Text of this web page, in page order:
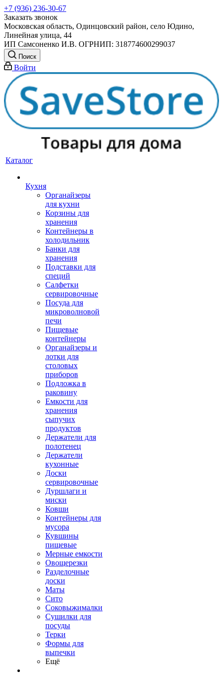
+7 (936) 236-30-67
Заказать звонок
Московская область, Одинцовский район, село Юдино,
Линейная улица, 44
ИП Самсоненко И.В. ОГРНИП: 318774600299037
Поиск
Войти
Каталог
Кухня
Органайзеры
для кухни
Корзины для
хранения
Контейнеры в
холодильник
Банки для
хранения
Подставки для
специй
Салфетки
сервировочные
Посуда для
микроволновой
печи
Пищевые
контейнеры
Органайзеры и
лотки для
столовых
приборов
Подложка в
раковину
Емкости для
хранения
сыпучих
продуктов
Держатели для
полотенец
Держатели
кухонные
Доски
сервировочные
Дуршлаги и
миски
Ковши
Контейнеры для
мусора
Кувшины
пищевые
Мерные емкости
Овощерезки
Разделочные
доски
Маты
Сито
Соковыжималки
Сушилки для
посуды
Терки
Формы для
выпечки
Ещё